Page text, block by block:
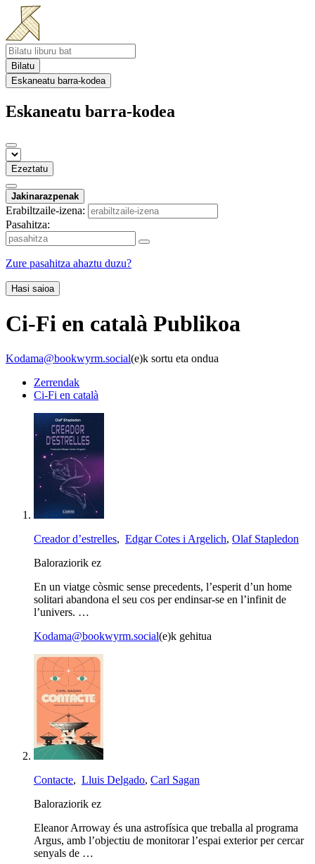
Bilatu
Eskaneatu barra-kodea
Eskaneatu barra-kodea
Ezeztatu
Jakinarazpenak
Erabiltzaile-izena:
Pasahitza:
Zure pasahitza ahaztu duzu?
Hasi saioa
Ci-Fi en català Publikoa
Kodama@bookwyrm.social(e)k sortu eta ondua
Zerrendak
Ci-Fi en català
Creador d’estrelles, Edgar Cotes i Argelich, Olaf Stapledon
Baloraziorik ez
En un viatge còsmic sense precedents, l’esperit d’un home
solitari abandona el seu cos per endinsar-se en l’infinit de
l’univers. …
Kodama@bookwyrm.social(e)k gehitua
Contacte, Lluis Delgado, Carl Sagan
Baloraziorik ez
Eleanor Arroway és una astrofísica que treballa al programa
Argus, amb l’objectiu de monitorar l’espai exterior per cercar
senyals de …